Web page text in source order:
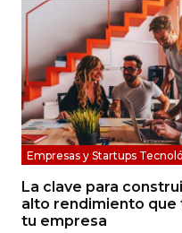
Empresas y Startups
La clave para
alto rendimiento que
tu empresa